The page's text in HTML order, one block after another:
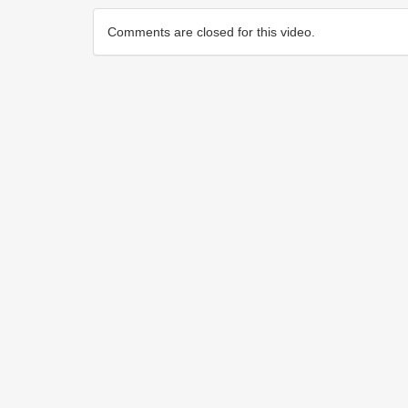
Comments are closed for this video.